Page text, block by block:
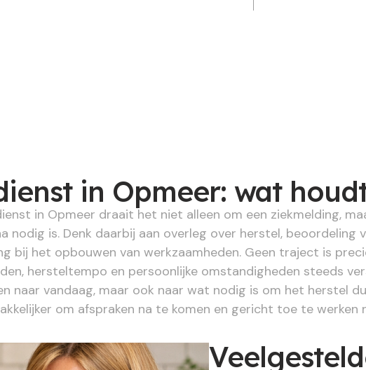
in Opmeer: wat
in Opmeer draait het niet alleen om een ziekmelding,
nodig is. Denk daarbij aan overleg over herstel, beoordeling
bij het opbouwen van werkzaamheden. Geen traject is
hersteltempo en persoonlijke omstandigheden steeds
naar vandaag, maar ook naar wat nodig is om het herstel
om afspraken na te komen en gericht toe te werken